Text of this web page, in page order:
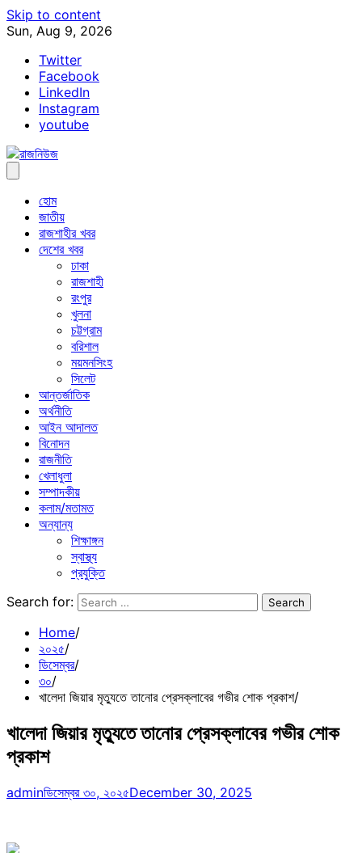
Skip to content
Sun, Aug 9, 2026
Twitter
Facebook
LinkedIn
Instagram
youtube
হোম
জাতীয়
রাজশাহীর খবর
দেশের খবর
ঢাকা
রাজশাহী
রংপুর
খুলনা
চট্টগ্রাম
বরিশাল
ময়মনসিংহ
সিলেট
আন্তর্জাতিক
অর্থনীতি
আইন আদালত
বিনোদন
রাজনীতি
খেলাধুলা
সম্পাদকীয়
কলাম/মতামত
অন্যান্য
শিক্ষাঙ্গন
স্বাস্থ্য
প্রযুক্তি
Search for:
Home
২০২৫
ডিসেম্বর
৩০
খালেদা জিয়ার মৃত্যুতে তানোর প্রেসক্লাবের গভীর শোক প্রকাশ
খালেদা জিয়ার মৃত্যুতে তানোর প্রেসক্লাবের গভীর শোক
প্রকাশ
adminডিসেম্বর ৩০, ২০২৫December 30, 2025